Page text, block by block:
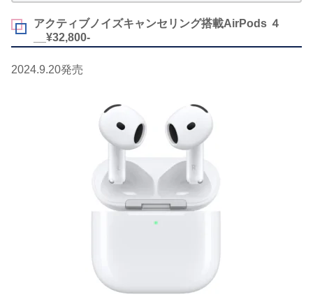
アクティブノイズキャンセリング搭載AirPods ４
__¥32,800-
2024.9.20発売